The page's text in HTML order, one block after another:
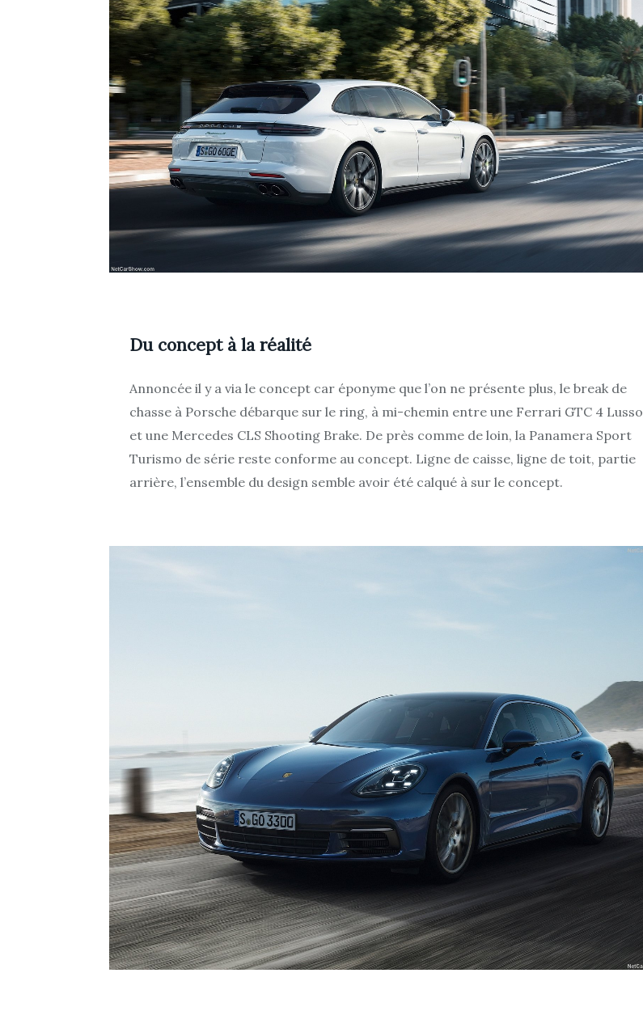
Du concept à la réalité
Annoncée il y a via le concept car éponyme que l’on ne présente plus, le break de
chasse à Porsche débarque sur le ring, à mi-chemin entre une Ferrari GTC 4 Lusso
et une Mercedes CLS Shooting Brake. De près comme de loin, la Panamera Sport
Turismo de série reste conforme au concept. Ligne de caisse, ligne de toit, partie
arrière, l’ensemble du design semble avoir été calqué à sur le concept.